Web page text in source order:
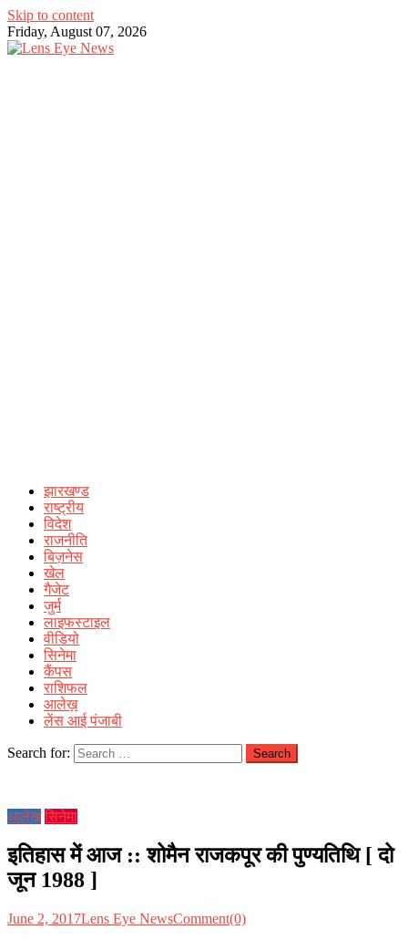
Skip to content
Friday, August 07, 2026
झारखण्ड
राष्ट्रीय
विदेश
राजनीति
बिज़नेस
खेल
गैजेट
जुर्म
लाइफस्टाइल
वीडियो
सिनेमा
कैंपस
राशिफल
आलेख़
लेंस आई पंजाबी
Search for:
आलेख़ सिनेमा
इतिहास में आज :: शोमैन राजकपूर की पुण्यतिथि [ दो
जून 1988 ]
June 2, 2017Lens Eye NewsComment(0)